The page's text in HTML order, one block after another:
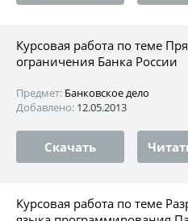
Курсовая работа по теме
ограничения Банка России
Предмет: Банковское дело
Добавлено: 12.05.2013
Скачать
Курсовая работа по теме